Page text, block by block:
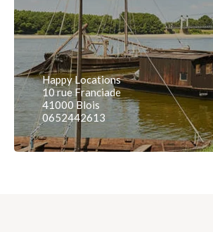
Happy Locations
10 rue Franciade
41000 Blois
0652442613